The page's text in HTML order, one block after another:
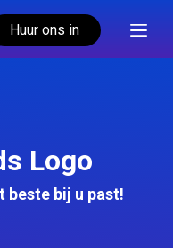
Huur ons in
Logo
beste bij u past!